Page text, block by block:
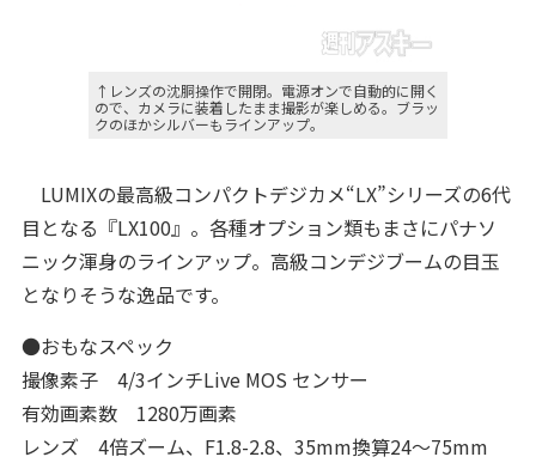
↑レンズの沈胴操作で開閉。電源オンで自動的に開く
ので、カメラに装着したまま撮影が楽しめる。ブラッ
クのほかシルバーもラインアップ。
LUMIXの最高級コンパクトデジカメ“LX”シリーズの6代
目となる『LX100』。各種オプション類もまさにパナソ
ニック渾身のラインアップ。高級コンデジブームの目玉
となりそうな逸品です。
●おもなスペック
撮像素子 4/3インチLive MOS センサー
有効画素数 1280万画素
レンズ 4倍ズーム、F1.8-2.8、35mm換算24～75mm